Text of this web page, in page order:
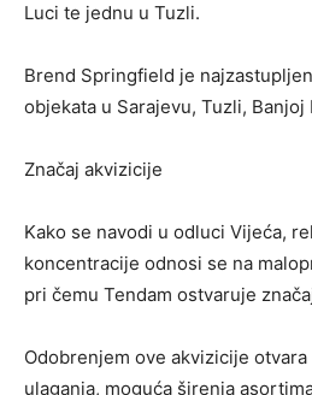
Luci te jednu u Tuzli.
Brend Springfield je
objekata u Sarajevu, Tuzli,
Značaj akvizicije
Kako se navodi u odluci Vijeća,
koncentracije odnosi se na
pri čemu Tendam ostvaruje
Odobrenjem ove akvizicije
ulaganja, moguća širenja